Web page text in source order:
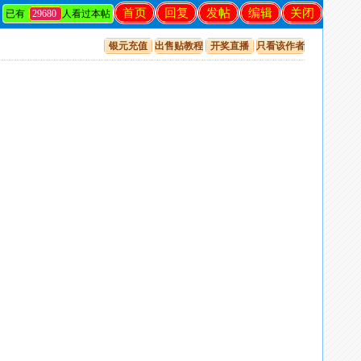
关闭
编辑
发帖
回复
首页
已有 29680 人看过本帖
银元充值 出售贴教程 开奖直播 只看该作者